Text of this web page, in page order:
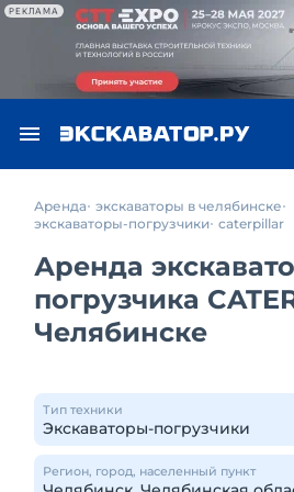
РЕКЛАМА
Аренда экскаваторы в челябинске
экскаваторы-погрузчики caterpillar
Аренда
погрузчика
Челябинске
Тип техники
Регион, город, населенный пункт